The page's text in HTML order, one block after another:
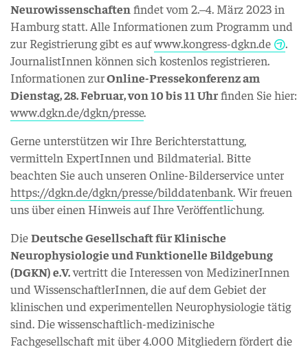
Neurowissenschaften findet vom 2.–4. März 2023 in
Hamburg statt. Alle Informationen zum Programm und
zur Registrierung gibt es aufwww.kongress-dgkn.de
.
JournalistInnen können sich kostenlos registrieren.
Informationen zurOnline-Pressekonferenz am
Dienstag, 28. Februar, von 10 bis 11 Uhrfinden Sie hier:
www.dgkn.de/dgkn/presse.
Gerne unterstützen wir Ihre Berichterstattung,
vermitteln ExpertInnen und Bildmaterial. Bitte
beachten Sie auch unseren Online-Bilderservice unter
https://dgkn.de/dgkn/presse/bilddatenbank. Wir freuen
uns über einen Hinweis auf Ihre Veröffentlichung.
DieDeutsche Gesellschaft für Klinische
Neurophysiologie und Funktionelle Bildgebung
(DGKN) e.V.vertritt die Interessen von MedizinerInnen
und WissenschaftlerInnen, die auf dem Gebiet der
klinischen und experimentellen Neurophysiologie tätig
sind. Die wissenschaftlich-medizinische
Fachgesellschaft mit über 4.000 Mitgliedern fördert die